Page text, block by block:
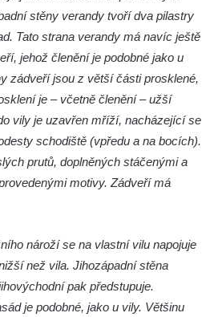
zvůli na
ve Frýdlantu
T. G. Masaryka ve
ulici ve Frýdlantu
Bílý kůň) na
ve Frýdlantu
G. Masaryka ve
Frýdlantu
stěny verandy tvoří dva pilastry
Tato strana verandy má navíc ještě
jehož členění je podobné jako u
zádveří jsou z větší části prosklené,
je – včetně členění – užší
vily je uzavřen mříží, nacházející se
schodiště (vpředu a na bocích).
prutů, doplněných stáčenými a
motivy. Zádveří má
nároží se na vlastní vilu napojuje
než vila. Jihozápadní stěna
pak předstupuje.
je podobné, jako u vily. Většinu